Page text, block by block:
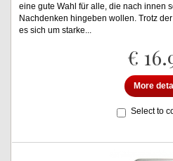
eine gute Wahl für alle, die nach innen
Nachdenken hingeben wollen. Trotz
es sich um starke...
€
More
Select to